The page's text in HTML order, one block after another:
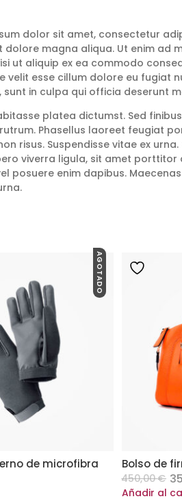
dolor sit amet, consectetur
dolore magna aliqua. Ut enim ad
ut aliquip ex ea commodo
velit esse cillum dolore eu fugiat
sunt in culpa qui officia deserunt
platea dictumst. Sed
Phasellus laoreet feugiat
risus. Suspendisse vitae ex
viverra ligula, sit amet
posuere enim dapibus.
AGOTADO
de microfibra
Bolso de
450,00€
Añadir al